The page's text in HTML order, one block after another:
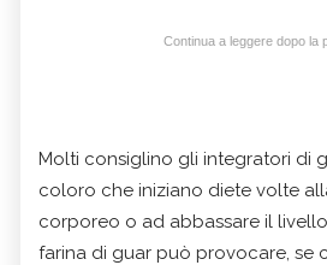
Continua a leggere dopo la
Molti consiglino gli integratori di
coloro che iniziano diete volte
corporeo o ad abbassare il
farina di guar può provocare, se